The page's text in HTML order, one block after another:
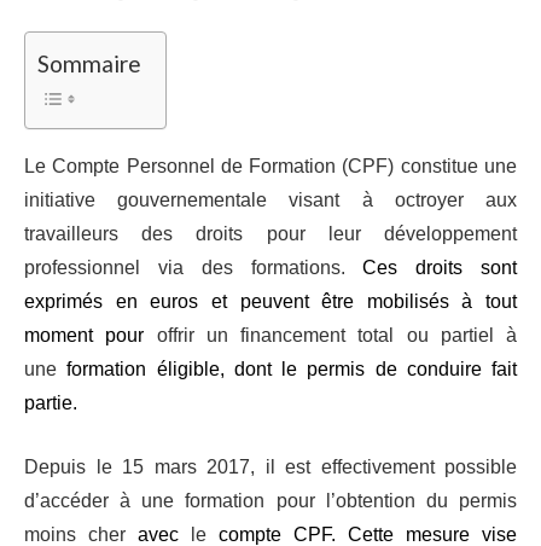
Sommaire
Le Compte Personnel de Formation (CPF) constitue une
initiative gouvernementale visant à octroyer aux
travailleurs des droits pour leur développement
professionnel via des formations.Ces droits sont
exprimés en euros et peuvent être mobilisés à tout
moment pour offrir un financement total ou partiel à
une formation éligible, dont le permis de conduire fait
partie.
Depuis le 15 mars 2017, il est effectivement possible
d’accéder à une formation pour l’obtention du permis
moins cher avec le compte CPF. Cette mesure vise